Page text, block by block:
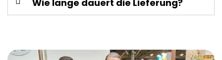
Wie lange dauert die Lieferung?